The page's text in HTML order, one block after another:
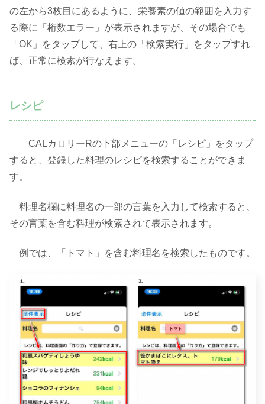
の左から3枚目にあるように、栄養素の値の範囲を入力す
る際に「桁数エラー」が表示されますが、その場合でも
「OK」をタップして、右上の「検索実行」をタップすれ
ば、正常に検索が行なえます。
レシピ
CALカロリーRの下部メニューの「レシピ」をタップ
すると、登録した料理のレシピを検索することができま
す。
料理名欄に料理名の一部の言葉を入力して検索すると、
その言葉を含む料理が検索されて表示されます。
例では、「トマト」を含む料理名を検索したものです。